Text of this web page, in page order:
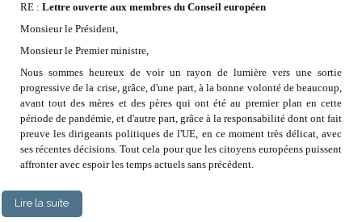
RE : Lettre ouverte aux membres du Conseil européen
Monsieur le Président,
Monsieur le Premier ministre,
Nous sommes heureux de voir un rayon de lumière vers une sortie
progressive de la crise, grâce, d'une part, à la bonne volonté de beaucoup,
avant tout des mères et des pères qui ont été au premier plan en cette
période de pandémie, et d'autre part, grâce à la responsabilité dont ont fait
preuve les dirigeants politiques de l'UE, en ce moment très délicat, avec
ses récentes décisions. Tout cela pour que les citoyens européens puissent
affronter avec espoir les temps actuels sans précédent.
Lire la suite